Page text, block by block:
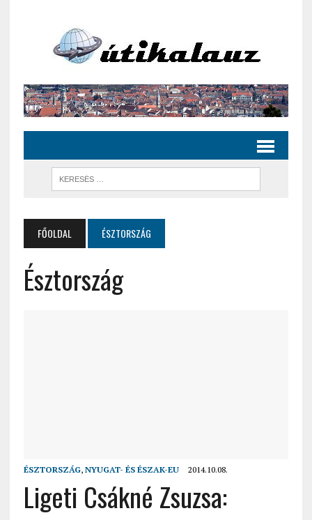
FŐOLDAL ÉSZTORSZÁG
Észtország
ÉSZTORSZÁG, NYUGAT- ÉS ÉSZAK-EU 2014.10.08.
Ligeti Csákné Zsuzsa: